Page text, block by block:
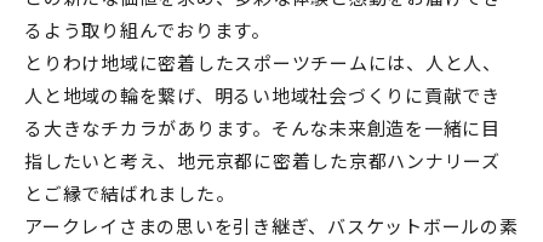
るよう取り組んでおります。
とりわけ地域に密着したスポーツチームには、人と人、
人と地域の輪を繋げ、明るい地域社会づくりに貢献でき
る大きなチカラがあります。そんな未来創造を一緒に目
指したいと考え、地元京都に密着した京都ハンナリーズ
とご縁で結ばれました。
アークレイさまの思いを引き継ぎ、バスケットボールの素